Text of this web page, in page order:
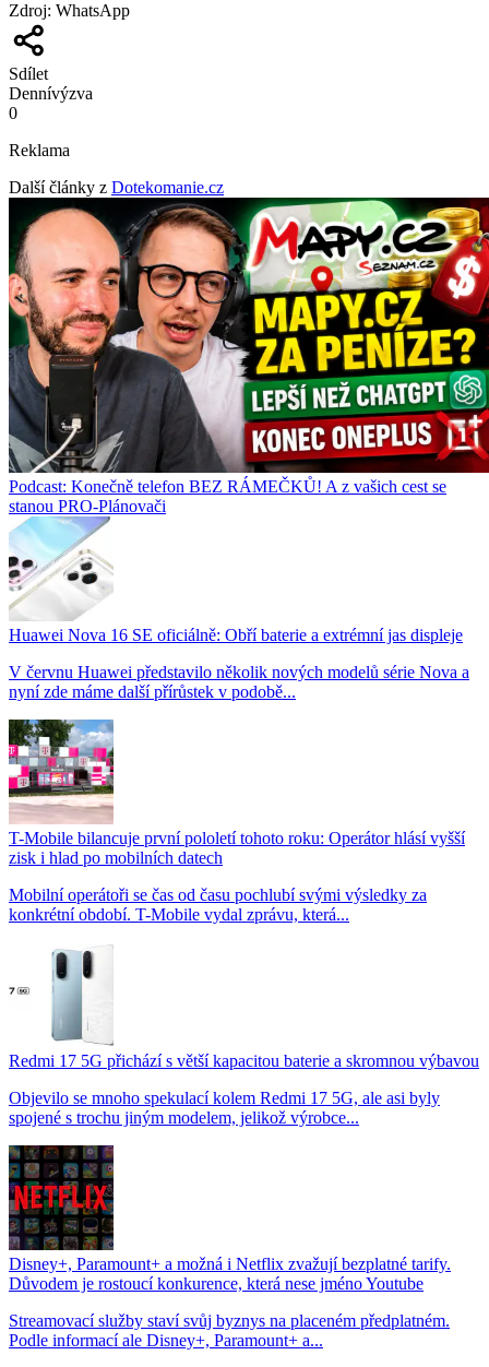
Zdroj: WhatsApp
Sdílet
Dennívýzva
0
Reklama
Další články z Dotekomanie.cz
Podcast: Konečně telefon BEZ RÁMEČKŮ! A z vašich cest se
stanou PRO-Plánovači
Huawei Nova 16 SE oficiálně: Obří baterie a extrémní jas displeje
V červnu Huawei představilo několik nových modelů série Nova a
nyní zde máme další přírůstek v podobě...
T-Mobile bilancuje první pololetí tohoto roku: Operátor hlásí vyšší
zisk i hlad po mobilních datech
Mobilní operátoři se čas od času pochlubí svými výsledky za
konkrétní období. T-Mobile vydal zprávu, která...
Redmi 17 5G přichází s větší kapacitou baterie a skromnou výbavou
Objevilo se mnoho spekulací kolem Redmi 17 5G, ale asi byly
spojené s trochu jiným modelem, jelikož výrobce...
Disney+, Paramount+ a možná i Netflix zvažují bezplatné tarify.
Důvodem je rostoucí konkurence, která nese jméno Youtube
Streamovací služby staví svůj byznys na placeném předplatném.
Podle informací ale Disney+, Paramount+ a...